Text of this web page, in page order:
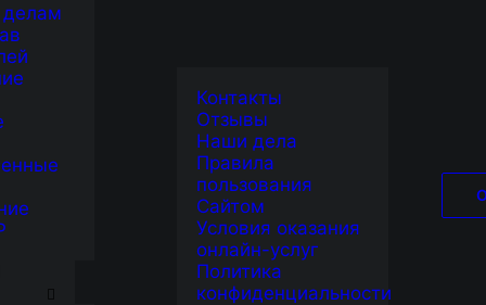
Контакты
Отзывы
Наши дела
Правила
пользования
Сайтом
Условия оказания
онлайн-услуг
Политика
конфиденциальности